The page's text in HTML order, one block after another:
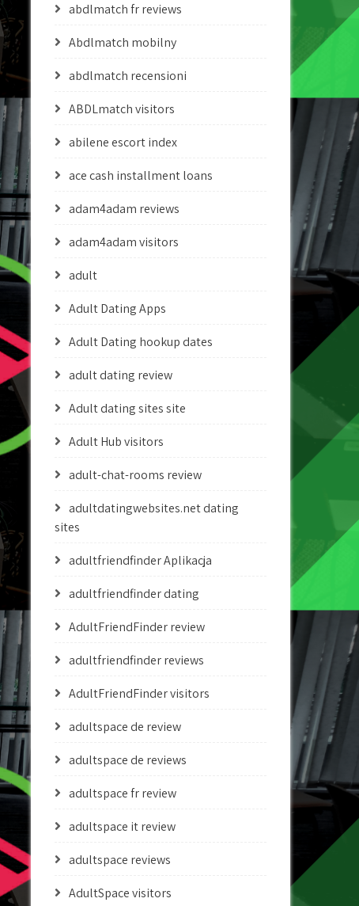
abdlmatch fr reviews
Abdlmatch mobilny
abdlmatch recensioni
ABDLmatch visitors
abilene escort index
ace cash installment loans
adam4adam reviews
adam4adam visitors
adult
Adult Dating Apps
Adult Dating hookup dates
adult dating review
Adult dating sites site
Adult Hub visitors
adult-chat-rooms review
adultdatingwebsites.net dating
sites
adultfriendfinder Aplikacja
adultfriendfinder dating
AdultFriendFinder review
adultfriendfinder reviews
AdultFriendFinder visitors
adultspace de review
adultspace de reviews
adultspace fr review
adultspace it review
adultspace reviews
AdultSpace visitors